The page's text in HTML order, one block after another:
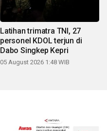
Latihan trimatra TNI, 27
personel KDOL terjun di
Dabo Singkep Kepri
05 August 2026 1:48 WIB